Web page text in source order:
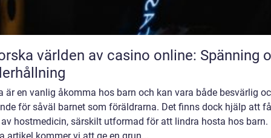
världen av casino online: Spänning
är en vanlig åkomma hos barn och kan vara både besvärlig
för såväl barnet som föräldrarna. Det finns dock hjälp att
hostmedicin, särskilt utformad för att lindra hosta hos barn.